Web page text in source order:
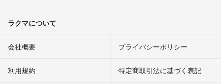
ラクマについて
会社概要 プライバシーポリシー
利用規約 特定商取引法に基づく表記